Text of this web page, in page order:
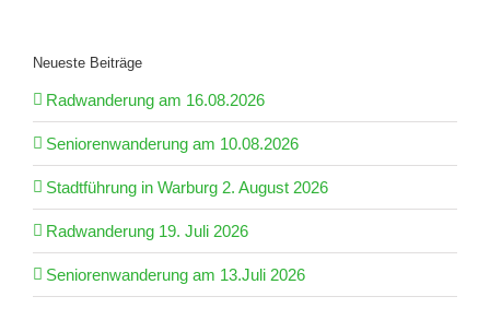
Neueste Beiträge
Radwanderung am 16.08.2026
Seniorenwanderung am 10.08.2026
Stadtführung in Warburg 2. August 2026
Radwanderung 19. Juli 2026
Seniorenwanderung am 13.Juli 2026